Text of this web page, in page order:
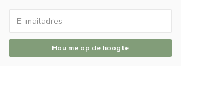
Hou me op de hoogte